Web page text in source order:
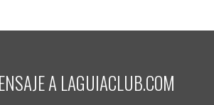
A LAGUIACLUB.COM